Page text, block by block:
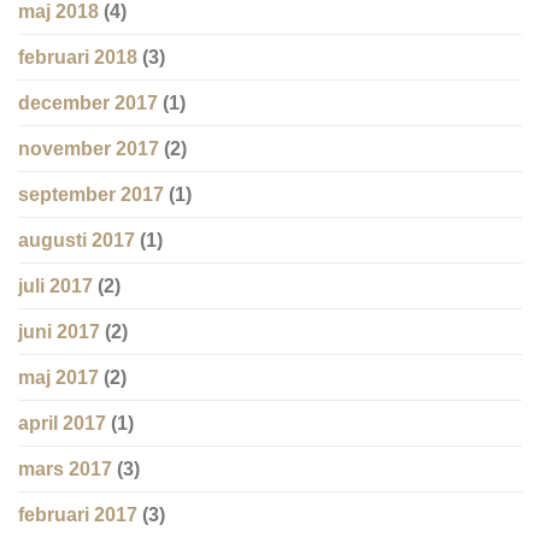
maj 2018 (4)
februari 2018 (3)
december 2017 (1)
november 2017 (2)
september 2017 (1)
augusti 2017 (1)
juli 2017 (2)
juni 2017 (2)
maj 2017 (2)
april 2017 (1)
mars 2017 (3)
februari 2017 (3)